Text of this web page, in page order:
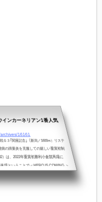
インカーネリアン1番人気
16161
Ｇ３｢関屋記念｣（新潟／1600m）リステ
の蹄葉炎を克服しての嬉しい重賞初制
は、2022年重賞初勝利小倉競馬場に
場ということで＜HERO IS COMING.＞
クリーンヒーローでＧ２「アルゼンチン